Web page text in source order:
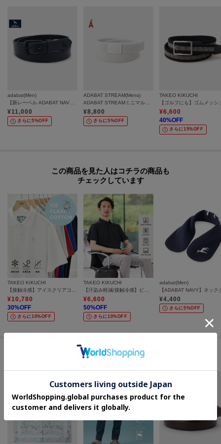
adabat(Men)
【新レーベル ADABAT NAVY】サルーキレザーベルト
¥11,000
さらに5%OFF
ADABAT STREAM(Mens)
ADABAT STREAMミニマルメッシュベルト
¥8,800
さらに5%OFF
TAKEO KIKUCHI
¥6,600
40%OFF
さらに15%OFF
この商品を見た人はコチラの商品も
チェックしています
TAKEO KIKUCHI
¥10,780
30%OFF
さらに10%OFF
TAKEO KIKUCHI
¥6,600
50%OFF
さらに10%OFF
adabat(Men)
¥4,400
さらに5%OFF
セールアイテムからのおすすめ